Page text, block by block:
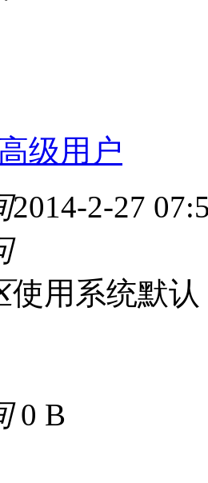
级用户
2014-2-27
使用系统默认
0 B